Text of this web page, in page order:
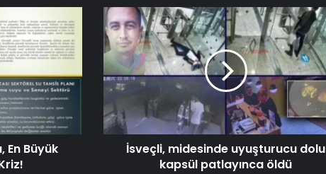
En Büyük
İsveçli, midesinde uyuşturucu dolu
kapsül patlayınca öldü